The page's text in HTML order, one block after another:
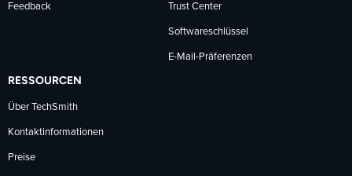
Feedback Trust Center
Softwareschlüssel
E-Mail-Präferenzen
RESSOURCEN
Über TechSmith
Kontaktinformationen
Preise